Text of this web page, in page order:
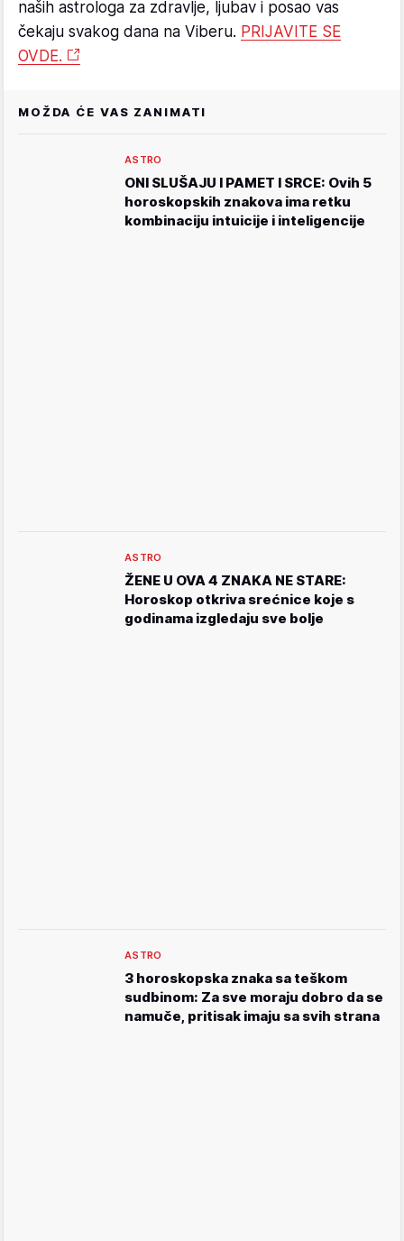
naših astrologa za zdravlje, ljubav i posao vas
čekaju svakog dana na Viberu. PRIJAVITE SE
OVDE.
MOŽDA ĆE VAS ZANIMATI
ASTRO
ONI SLUŠAJU I PAMET I SRCE: Ovih 5
horoskopskih znakova ima retku
kombinaciju intuicije i inteligencije
ASTRO
ŽENE U OVA 4 ZNAKA NE STARE:
Horoskop otkriva srećnice koje s
godinama izgledaju sve bolje
ASTRO
3 horoskopska znaka sa teškom
sudbinom: Za sve moraju dobro da se
namuče, pritisak imaju sa svih strana